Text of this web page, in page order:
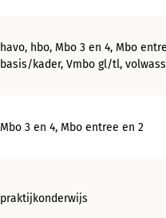
havo, hbo, Mbo 3 en 4, Mbo
basis/kader, Vmbo gl/tl,
Mbo 3 en 4, Mbo entree en 2
praktijkonderwijs